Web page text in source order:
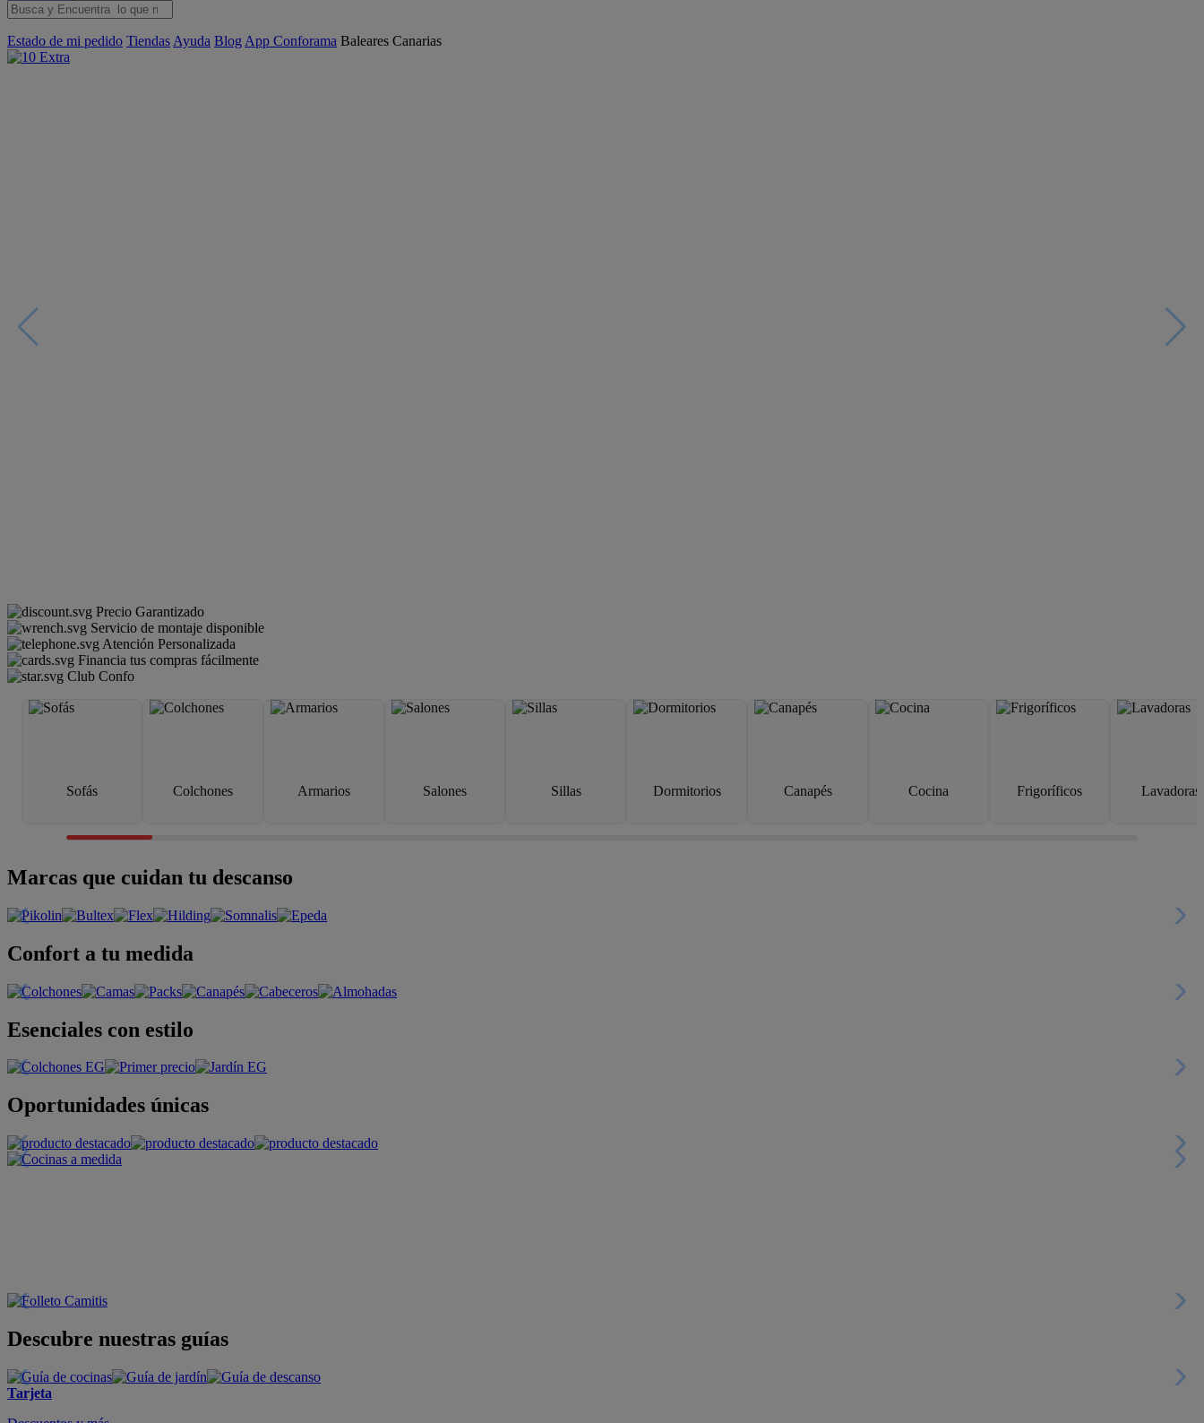
Estado de mi pedido Tiendas Ayuda Blog App Conforama Baleares Canarias
Precio Garantizado
Servicio de montaje disponible
Atención Personalizada
Financia tus compras fácilmente
Club Confo
Sofás Colchones Armarios Salones Sillas Dormitorios Canapés Cocina Frigoríficos Lavadoras
Marcas que cuidan tu descanso
Confort a tu medida
Esenciales con estilo
Oportunidades únicas
Descubre nuestras guías
Tarjeta